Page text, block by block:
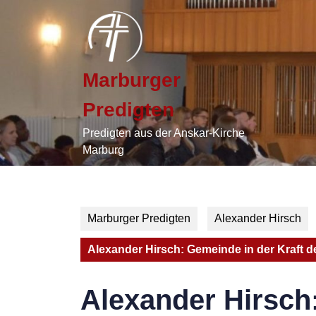
content
Marburger
Predigten
Predigten aus der Anskar-Kirche
Marburg
Marburger Predigten Alexander Hirsch
Alexander Hirsch: Gemeinde in der Kraft
Alexander